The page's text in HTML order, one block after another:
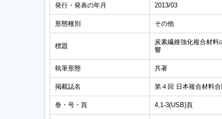
発行・発表の年月 2013/03
形態種別 その他
標題
炭素繊維強化複合材料
響
執筆形態 共著
掲載誌名 第４回 日本複合材料
巻・号・頁 4,1-3(USB)頁